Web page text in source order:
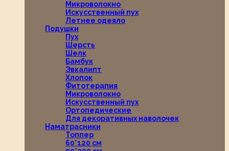
Микроволокно
Искусственный пух
Летнее одеяло
Подушки
Пух
Шерсть
Шелк
Бамбук
Эвкалипт
Хлопок
Фитотерапия
Микроволокно
Искусственный пух
Ортопедические
Для декоративных наволочек
Наматрасники
Топпер
60*120 см